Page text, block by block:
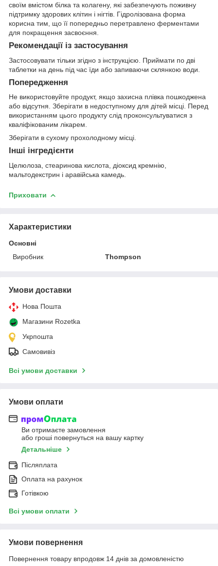
своїм вмістом білка та колагену, які забезпечують поживну
підтримку здорових клітин і нігтів. Гідролізована форма
корисна тим, що її попередньо перетравлено ферментами
для покращення засвоєння.
Рекомендації із застосування
Застосовувати тільки згідно з інструкцією. Приймати по дві
таблетки на день під час їди або запиваючи склянкою води.
Попередження
Не використовуйте продукт, якщо захисна плівка пошкоджена
або відсутня. Зберігати в недоступному для дітей місці. Перед
використанням цього продукту слід проконсультуватися з
кваліфікованим лікарем.
Зберігати в сухому прохолодному місці.
Інші інгредієнти
Целюлоза, стеаринова кислота, діоксид кремнію,
мальтодекстрин і аравійська камедь.
Приховати
Характеристики
Основні
Виробник
Thompson
Умови доставки
Нова Пошта
Магазини Rozetka
Укрпошта
Самовивіз
Всі умови доставки
Умови оплати
Ви отримаєте замовлення
або гроші повернуться на вашу картку
Детальніше
Післяплата
Оплата на рахунок
Готівкою
Всі умови оплати
Умови повернення
Повернення товару впродовж 14 днів за домовленістю